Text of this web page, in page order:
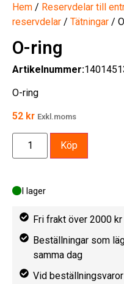
Hem / Reservdelar till
reservdelar / Tätningar /
O-ring
Artikelnummer:
O-ring
52 kr Exkl.moms
I lager
Köp
Fri frakt över 2000 kr
Beställningar som
samma dag
Vid